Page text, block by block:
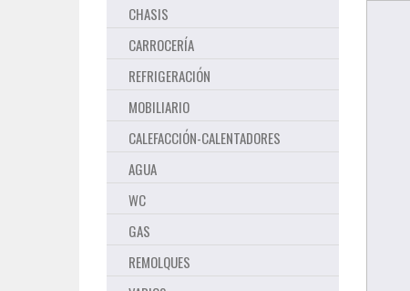
CHASIS
CARROCERÍA
REFRIGERACIÓN
MOBILIARIO
CALEFACCIÓN-CALENTADORES
AGUA
WC
GAS
REMOLQUES